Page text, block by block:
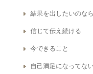
結果を出したいのなら
信じて伝え続ける
今できること
自己満足になってな